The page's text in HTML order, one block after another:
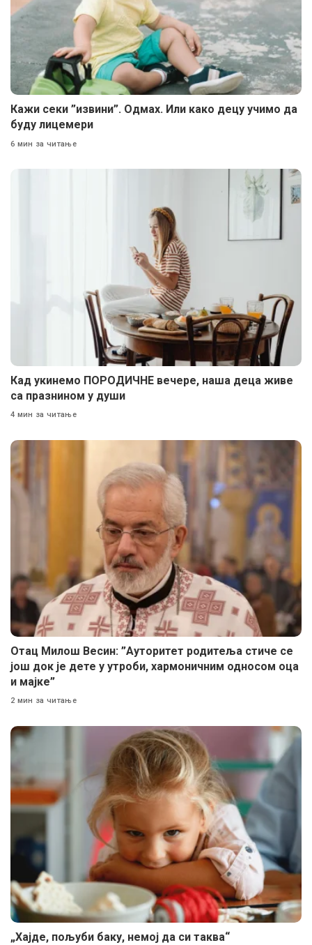
Кажи секи ”извини”. Одмах. Или како децу учимо да
буду лицемери
6 мин за читање
Кад укинемо ПОРОДИЧНЕ вечере, наша деца живе
са празнином у души
4 мин за читање
Отац Милош Весин: ”Ауторитет родитеља стиче се
још док је дете у утроби, хармоничним односом оца
и мајке”
2 мин за читање
„Хајде, пољуби баку, немој да си таква“